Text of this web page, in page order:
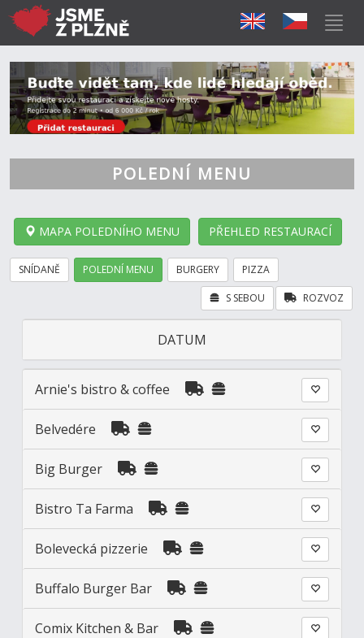
POLEDNÍ MENU
MAPA POLEDNÍHO MENU PŘEHLED RESTAURACÍ
SNÍDANĚ POLEDNÍ MENU BURGERY PIZZA
ROZVOZ
S SEBOU
DATUM
Arnie's bistro & coffee
Belvedére
Big Burger
Bistro Ta Farma
Bolevecká pizzerie
Buffalo Burger Bar
Comix Kitchen & Bar